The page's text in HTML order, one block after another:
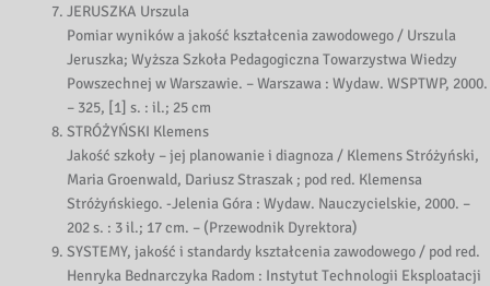
JERUSZKA Urszula
Pomiar wyników a jakość kształcenia zawodowego / Urszula
Jeruszka; Wyższa Szkoła Pedagogiczna Towarzystwa Wiedzy
Powszechnej w Warszawie. – Warszawa : Wydaw. WSPTWP, 2000.
– 325, [1] s. : il.; 25 cm
STRÓŻYŃSKI Klemens
Jakość szkoły – jej planowanie i diagnoza / Klemens Stróżyński,
Maria Groenwald, Dariusz Straszak ; pod red. Klemensa
Stróżyńskiego. -Jelenia Góra : Wydaw. Nauczycielskie, 2000. –
202 s. : 3 il.; 17 cm. – (Przewodnik Dyrektora)
SYSTEMY, jakość i standardy kształcenia zawodowego / pod red.
Henryka Bednarczyka Radom : Instytut Technologii Eksploatacji